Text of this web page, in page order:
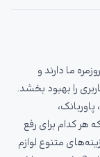
ما دارند و
را بهبود بخشد.
کدام برای رفع
متنوع لوازم